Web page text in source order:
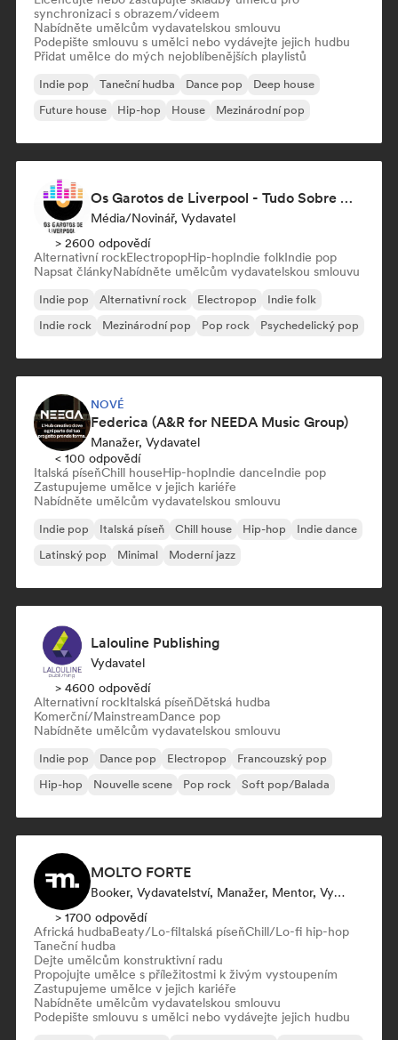
synchronizaci s obrazem/videem
Nabídněte umělcům vydavatelskou smlouvu
Podepište smlouvu s umělci nebo vydávejte jejich hudbu
Přidat umělce do mých nejoblíbenějších playlistů
Indie pop Taneční hudba Dance pop
Deep house
Future house
Hip-hop House Mezinárodní pop
Os Garotos de Liverpool - Tudo Sobre Música
Média/novinář, Vydavatel
> 2600 odpovědí
Alternativní rockElectropopHip-hopIndie folkIndie pop
Napsat článkyNabídněte umělcům vydavatelskou smlouvu
Indie pop Alternativní rock Electropop
Indie folk
Indie rock
Mezinárodní pop Pop rock Psychedelický pop
NOVÉ
Federica (A&R for NEEDA Music Group)
Manažer, Vydavatel
< 100 odpovědí
Italská píseňChill houseHip-hopIndie danceIndie pop
Zastupujeme umělce v jejich kariéře
Nabídněte umělcům vydavatelskou smlouvu
Indie pop Italská píseň Chill house Hip-hop
Indie dance
Latinský pop
Minimal Moderní jazz
Lalouline Publishing
Vydavatel
> 4600 odpovědí
Alternativní rockItalská píseňDětská hudba
Komerční/MainstreamDance pop
Nabídněte umělcům vydavatelskou smlouvu
Indie pop Dance pop Electropop
Francouzský pop
Hip-hop
Nouvelle scene Pop rock Soft pop/Balada
MOLTO FORTE
Booker, Vydavatelství, Manažer, Mentor, Vydavatel
> 1700 odpovědí
Africká hudbaBeaty/Lo-fiItalská píseňChill/Lo-fi hip-hop
Taneční hudba
Dejte umělcům konstruktivní radu
Propojujte umělce s příležitostmi k živým vystoupením
Zastupujeme umělce v jejich kariéře
Nabídněte umělcům vydavatelskou smlouvu
Podepište smlouvu s umělci nebo vydávejte jejich hudbu